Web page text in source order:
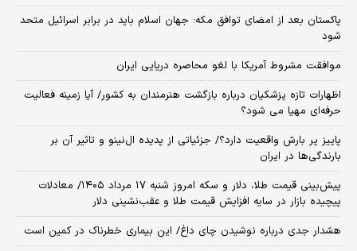
پاکستان بعد از امضای توافق مکه: جهان اسلام باید در برابر اسرائیل متحد
شود
موافقت مشروط آمریکا با لغو محاصره دریایی ایران
اظهارات تازه پزشکیان درباره بازگشت هنرمندان به کشور/ آیا زمینه فعالیت
حرفه‌ای مهیا می شود؟
پاییز پر بارش واقعیت دارد؟/ جزئیاتی از پدیده ال‌نینو و تاثیر آن بر
بارندگی‌ها در ایران
پیش‌بینی قیمت طلا، دلار و سکه امروز شنبه ۱۷ مرداد ۱۴۰۵/ معادلات
پیچیده بازار در سایه افزایش قیمت طلا و عقب‌نشینی دلار
هشدار جدی درباره نوشیدن چای داغ/ این بیماری خطرناک در کمین است